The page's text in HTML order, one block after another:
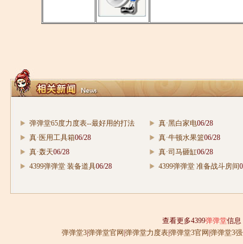
弹弹堂65度力度表--最好用的打法
09/21
真·黑白家电06/28
真·医用工具箱06/28 真·牛顿水果篮06/28
真·轰天06/28 真·司马砸缸06/28
4399弹弹堂 装备道具06/28 4399弹弹堂 准备战斗房间
查看更多4399弹弹堂信息
弹弹堂3|弹弹堂官网 弹弹堂力度表|弹弹堂3官网 弹弹堂3